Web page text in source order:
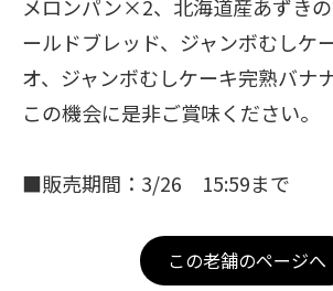
メロンパン×2、北海道産あずき
ールドブレッド、ジャンボむしケ
オ、ジャンボむしケーキ完熟バナ
この機会に是非ご賞味ください。
■販売期間：3/26 15:59まで
この老舗のページへ